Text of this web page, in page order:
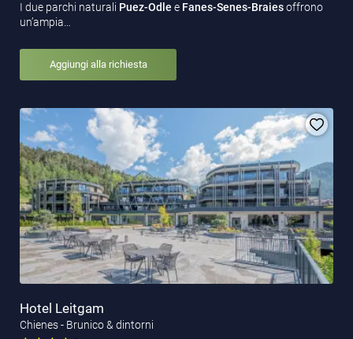
I due parchi naturali Puez-Odle e Fanes-Senes-Braiesoffrono
un’ampia…
Aggiungi alla richiesta
Hotel Leitgam
Chienes - Brunico & dintorni